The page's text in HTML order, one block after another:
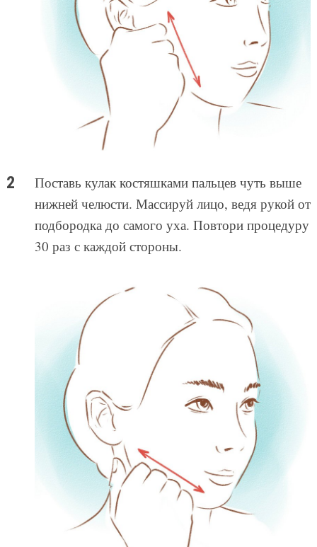
Поставь кулак костяшками пальцев чуть выше
нижней челюсти. Массируй лицо, ведя рукой от
подбородка до самого уха. Повтори процедуру
30 раз с каждой стороны.